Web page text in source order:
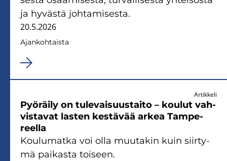
ja hy­väs­tä joh­ta­mi­ses­ta.
20.5.2026
Ajan­koh­tais­ta
Artikkeli
Pyö­räi­ly on tu­le­vai­suus­tai­to – kou­lut vah­
vis­ta­vat las­ten kes­tä­vää arkea Tam­pe­
reel­la
Kou­lu­mat­ka voi olla muu­ta­kin kuin siir­ty­
mä pai­kas­ta toi­seen.